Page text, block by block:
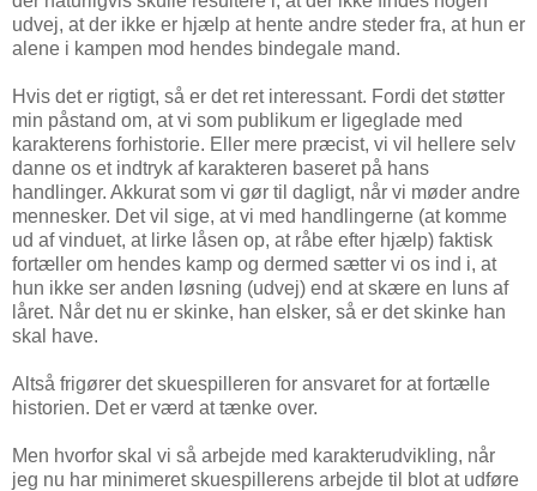
udvej, at der ikke er hjælp at hente andre steder fra, at hun er
alene i kampen mod hendes bindegale mand.
Hvis det er rigtigt, så er det ret interessant. Fordi det støtter
min påstand om, at vi som publikum er ligeglade med
karakterens forhistorie. Eller mere præcist, vi vil hellere selv
danne os et indtryk af karakteren baseret på hans
handlinger. Akkurat som vi gør til dagligt, når vi møder andre
mennesker. Det vil sige, at vi med handlingerne (at komme
ud af vinduet, at lirke låsen op, at råbe efter hjælp) faktisk
fortæller om hendes kamp og dermed sætter vi os ind i, at
hun ikke ser anden løsning (udvej) end at skære en luns af
låret. Når det nu er skinke, han elsker, så er det skinke han
skal have.
Altså frigører det skuespilleren for ansvaret for at fortælle
historien. Det er værd at tænke over.
Men hvorfor skal vi så arbejde med karakterudvikling, når
jeg nu har minimeret skuespillerens arbejde til blot at udføre